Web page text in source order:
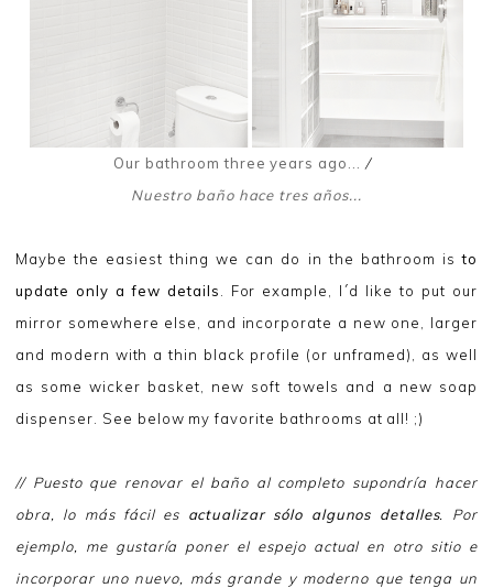
Our bathroom three years ago...
/
Nuestro baño hace tres años...
Maybe the easiest thing we can do in the bathroom isto
update only a few details . For example, I´d like to put our
mirror somewhere else, and incorporate a new one, larger
and modern with a thin black profile (or unframed), as well
as some wicker basket, new soft towels and a new soap
dispenser. See below my favorite bathrooms at all! ;)
// Puesto que renovar el baño al completo supondría hacer
obra, lo más fácil es actualizar sólo algunos detalles. Por
ejemplo, me gustaría poner el espejo actual en otro sitio e
incorporar uno nuevo, más grande y moderno que tenga un